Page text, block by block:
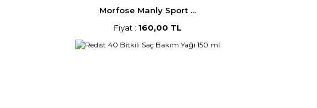
Morfose Manly Sport ...
Fiyat : 160,00 TL